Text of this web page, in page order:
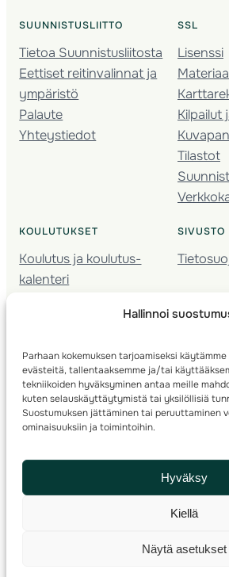
Hallinnoi
Parhaan kokemuksen tarjoamiseksi
evästeitä, tallentaaksemme ja/tai
tekniikoiden hyväksyminen antaa meille
kuten selauskäyttäytymistä tai yksilöllisiä
Suostumuksen jättäminen tai peruuttaminen
ominaisuuksiin ja toimintoihin.
Hyväksy
Kiellä
Näytä asetukset
SUUNNISTUSLIITTO
Tietoa Suunnistusliitosta
Eettiset reitinvalinnat ja
ympäristö
Palaute
Yhteystiedot
SSL
Lisenssi
Kilpailut
Tilastot
KOULUTUKSET
Koulutus ja koulutus­
kalenteri
Seura­kehittäminen
Kartoitus
Ratamestari
SIVUSTO
© 2025 ·Suomen Suunnistusliitto· Valimotie 10,
info(a)suunnistusliitto.fi,Rastilipun asiat:
Kilpailut ja kuntorastit – Rastilippu:::